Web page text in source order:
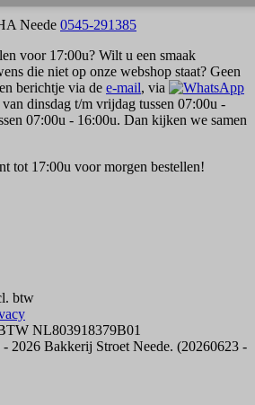
Neede 0545-291385
voor 17:00u? Wilt u een smaak
die niet op onze webshop staat? Geen
berichtje via de e-mail, via
van dinsdag t/m vrijdag tussen 07:00u -
07:00u - 16:00u. Dan kijken we samen
tot 17:00u voor morgen bestellen!
btw
NL803918379B01
2026 Bakkerij Stroet Neede. (20260623 -